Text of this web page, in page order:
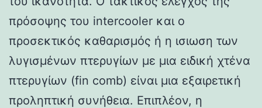
πρόσοψης του intercooler και ο
προσεκτικός καθαρισμός ή η ισιωση των
λυγισμένων πτερυγίων με μια ειδική χτένα
πτερυγίων (fin comb) είναι μια εξαιρετική
προληπτική συνήθεια. Επιπλέον, η